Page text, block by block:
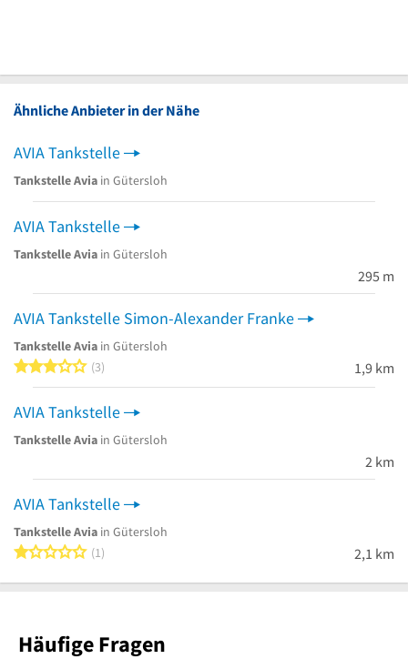
Ähnliche Anbieter in der Nähe
AVIA Tankstelle
Tankstelle Avia in Gütersloh
AVIA Tankstelle
Tankstelle Avia in Gütersloh
295 m
AVIA Tankstelle Simon-Alexander Franke
Tankstelle Avia in Gütersloh
3 von 5 Sternen
3 1,9 km
AVIA Tankstelle
Tankstelle Avia in Gütersloh
2 km
AVIA Tankstelle
Tankstelle Avia in Gütersloh
1 von 5 Sternen
1 2,1 km
Häufige Fragen